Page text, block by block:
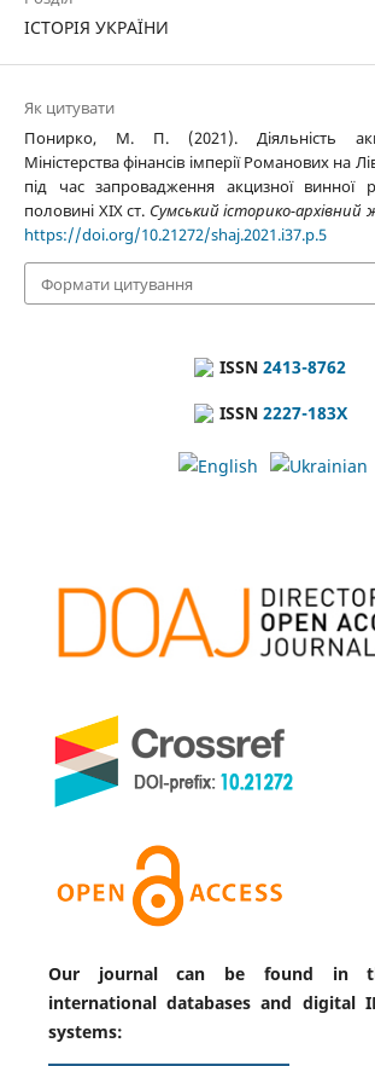
ІСТОРІЯ УКРАЇНИ
Як цитувати
Понирко, М. П. (2021). Діяльність
Міністерства фінансів імперії Романових на
під час запровадження акцизної винної
половині ХІХ ст. Сумський історико-архівний
https://doi.org/10.21272/shaj.2021.i37.p.5
Формати цитування
ISSN 2413-8762
ISSN 2227-183X
Our journal can be found in
international databases and digital
systems: